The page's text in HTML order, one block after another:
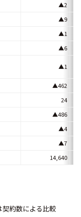
▲2
▲9
▲1
▲6
▲1
▲462
24
▲486
▲4
▲7
14,640
約数による比較